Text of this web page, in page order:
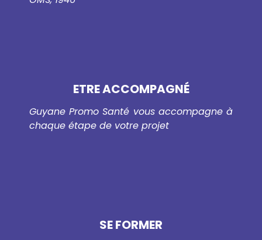
ETRE ACCOMPAGNÉ
Guyane Promo Santé vous accompagne à
chaque étape de votre projet
SE FORMER